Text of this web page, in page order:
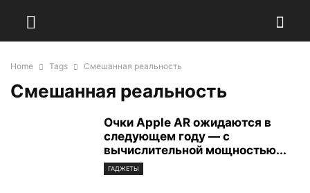
Home Tags Смешанная реальность
Смешанная реальность
Очки Apple AR ожидаются в
следующем году — с
вычислительной мощностью...
ГАДЖЕТЫ